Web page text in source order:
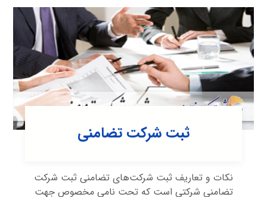
ثبت شرکت تضامنی
نكات و تعاریف ثبت شركت‌های تضامنی ثبت شرکت
تضامنی شرکتی است که تحت نامی مخصوص جهت